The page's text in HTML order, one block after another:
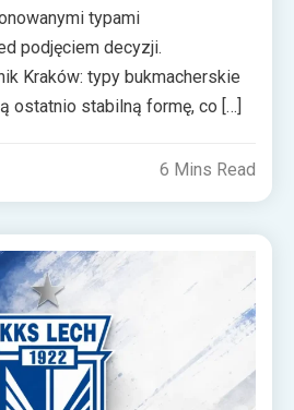
typami
podjęciem decyzji.
Kraków: typy bukmacherskie
ostatnio stabilną formę, co […]
6 Mins Read